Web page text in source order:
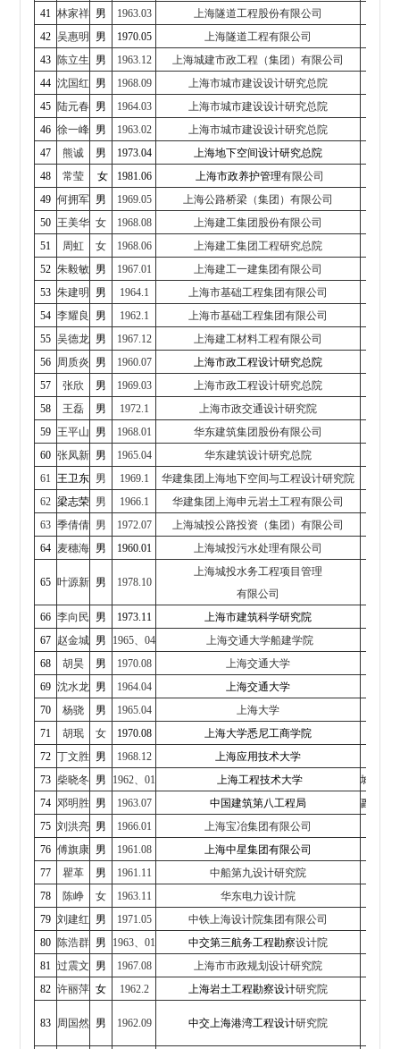
41 林家祥 男 1963.03 上海隧道工程股份有限公司
42 吴惠明 男 1970.05 上海隧道工程有限公司
43 陈立生 男 1963.12 上海城建市政工程（集团）有限公司
44 沈国红 男 1968.09 上海市城市建设设计研究总院
45 陆元春 男 1964.03 上海市城市建设设计研究总院
46 徐一峰 男 1963.02 上海市城市建设设计研究总院
47
熊诚 男 1973.04 上海地下空间设计研究总院
48
常莹 女 1981.06 上海市政养护管理有限公司
49 何拥军 男 1969.05 上海公路桥梁（集团）有限公司
50 王美华 女 1968.08 上海建工集团股份有限公司
51
周虹 女 1968.06 上海建工集团工程研究总院
52 朱毅敏 男 1967.01 上海建工一建集团有限公司
53 朱建明 男 1964.1 上海市基础工程集团有限公司
54 李耀良 男 1962.1 上海市基础工程集团有限公司
55 吴德龙 男 1967.12 上海建工材料工程有限公司
56 周质炎 男 1960.07 上海市政工程设计研究总院
57
张欣 男 1969.03 上海市政工程设计研究总院
58
王磊 男 1972.1 上海市政交通设计研究院
59 王平山 男 1968.01 华东建筑集团股份有限公司
60 张凤新 男 1965.04 华东建筑设计研究总院
61
王卫东 男 1969.1 华建集团上海地下空间与工程设计研究院
62 梁志荣 男 1966.1 华建集团上海申元岩土工程有限公司
63 季倩倩 男 1972.07 上海城投公路投资（集团）有限公司
64 麦穗海 男 1960.01 上海城投污水处理有限公司
65 叶源新 男 1978.10
上海城投水务工程项目管理
有限公司
66 李向民 男 1973.11 上海市建筑科学研究院
67 赵金城 男 1965、04 上海交通大学船建学院
68
胡昊 男 1970.08 上海交通大学
69 沈水龙 男 1964.04 上海交通大学
70
杨骁 男 1965.04
上海大学
71
胡珉 女 1970.08 上海大学悉尼工商学院
72 丁文胜 男 1968.12 上海应用技术大学
73 柴晓冬 男 1962、01 上海工程技术大学
城市轨
74 邓明胜 男 1963.07 中国建筑第八工程局
副总经
75 刘洪亮 男 1966.01 上海宝冶集团有限公司
76 傅旗康 男 1961.08 上海中星集团有限公司
77
瞿革 男 1961.11 中船第九设计研究院
78
陈峥 女 1963.11 华东电力设计院
79 刘建红 男 1971.05 中铁上海设计院集团有限公司
80 陈浩群 男 1963、01 中交第三航务工程勘察设计院
81 过震文 男 1967.08 上海市市政规划设计研究院
82 许丽萍 女 1962.2 上海岩土工程勘察设计研究院
83 周国然 男 1962.09 中交上海港湾工程设计研究院